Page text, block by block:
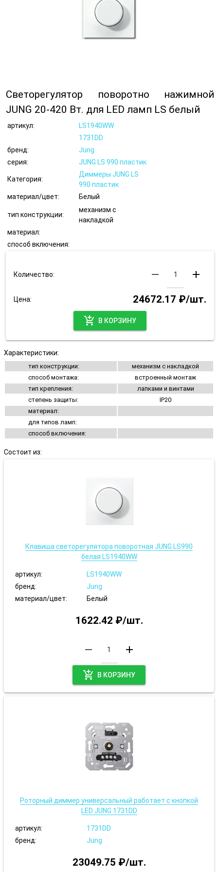
Светорегулятор поворотно нажимной
JUNG 20-420 Вт. для LED ламп LS белый
артикул:
LS1940WW
1731DD
бренд:
Jung
серия:
JUNG LS 990 пластик
Категория:
Диммеры JUNG LS
990 пластик
материал/цвет:
Белый
тип конструкции:
механизм с
накладкой
материал:
способ включения:
Количество: remove add
Цена:
24672.17 ₽/шт.
add_shopping_cart
В КОРЗИНУ
Характеристики:
тип конструкции:
механизм с накладкой
способ монтажа:
встроенный монтаж
тип крепления:
лапками и винтами
степень защиты:
IP20
материал:
для типов ламп:
способ включения:
Состоит из:
Клавиша светорегулятора поворотная JUNG LS990
белая LS1940WW
артикул:
LS1940WW
бренд:
Jung
материал/цвет:
Белый
1622.42 ₽/шт.
remove add
add_shopping_cart В КОРЗИНУ
Роторный диммер универсальный работает с кнопкой
LED JUNG 1731DD
артикул:
1731DD
бренд:
Jung
23049.75 ₽/шт.